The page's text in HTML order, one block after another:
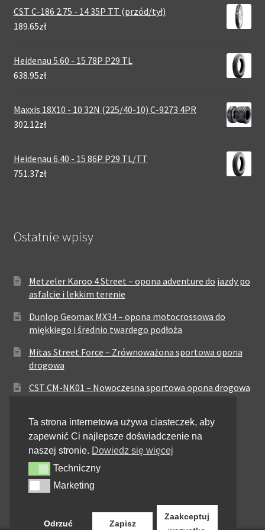
CST C-186 2.75 - 14 35P TT (przód/tył)
189.65zł
Heidenau 5.60 - 15 78P P29 TL
638.95zł
Maxxis 18X10 - 10 32N (225/40-10) C-9273 4PR
302.12zł
Heidenau 6.40 - 15 86P P29 TL/TT
751.37zł
Ostatnie wpisy
Metzeler Karoo 4 Street – opona adventure do jazdy po
asfalcie i lekkim terenie
Dunlop Geomax MX34 – opona motocrossowa do
miękkiego i średnio twardego podłoża
Mitas Street Force – Zrównoważona sportowa opona
drogowa
CST CM-NK01 – Nowoczesna sportowa opona drogowa
zrównoważonych osiągach
Pirelli City Demon – Niezawodność w codziennej
jeździe miejskiej
Metzeler Perfect ME77 – Klasyczna opona o
zrównoważonych właściwościach
Ta strona internetowa używa ciasteczek, aby
zapewnić Ci najlepsze doświadczenie na
naszej stronie. Dowiedz się więcej
Techniczny
Techniczny
MarketingMarketing
Odrzuć Zapisz
Zaakceptuj